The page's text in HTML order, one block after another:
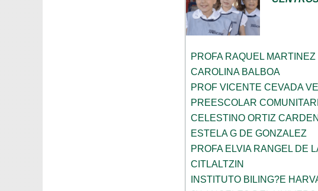
PROFA RAQUEL
CAROLINA BALBOA
PROF VICENTE CEVADA
PREESCOLAR
CELESTINO ORTIZ
ESTELA G DE GONZALEZ
PROFA ELVIA RANGEL DE
CITLALTZIN
INSTITUTO BILING?E